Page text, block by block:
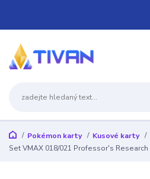
Pokémon karty Kusové karty
Set VMAX 018/021 Professor's Research